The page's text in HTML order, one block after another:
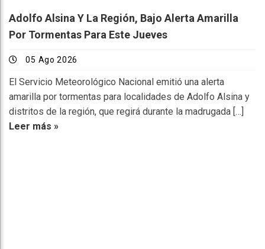
Adolfo Alsina Y La Región, Bajo Alerta Amarilla
Por Tormentas Para Este Jueves
05 Ago 2026
El Servicio Meteorológico Nacional emitió una alerta
amarilla por tormentas para localidades de Adolfo Alsina y
distritos de la región, que regirá durante la madrugada […]
Leer más »